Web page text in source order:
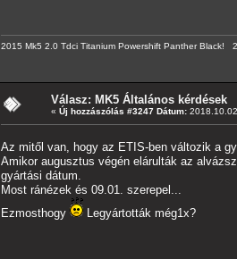
2015 Mk5 2.0 Tdci Titanium Powershift Panther
Válasz: MK5 Általános kérdések
« Új hozzászólás #3247 Dátum:
Az mitől van, hogy az ETIS-ben változik a
Amikor augusztus végén elárulták az
gyártási dátum.
Most ránézek és 09.01. szerepel...
Ezmosthogy
Legyártották még1x?